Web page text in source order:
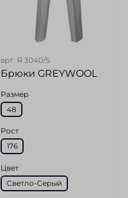
арт. R 3040/S
Брюки GREYWOOL
Размер
48
Рост
176
Цвет
Светло-Серый